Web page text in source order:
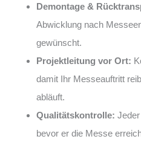
Demontage &
Abwicklung nach
gewünscht.
Projektleitung vor Ort:
damit Ihr Messeauftritt
abläuft.
Qualitätskontrolle:
bevor er die Messe